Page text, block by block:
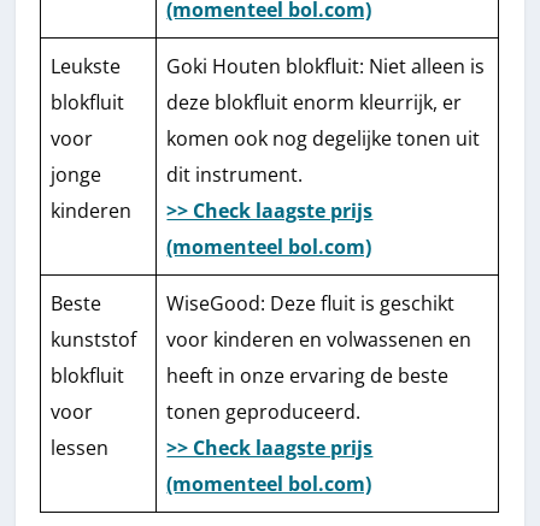
(momenteel bol.com)
Leukste
blokfluit
voor
jonge
kinderen
Goki Houten blokfluit: Niet alleen is
deze blokfluit enorm kleurrijk, er
komen ook nog degelijke tonen uit
dit instrument.
>> Check laagste prijs
(momenteel bol.com)
Beste
kunststof
blokfluit
voor
lessen
WiseGood: Deze fluit is geschikt
voor kinderen en volwassenen en
heeft in onze ervaring de beste
tonen geproduceerd.
>> Check laagste prijs
(momenteel bol.com)